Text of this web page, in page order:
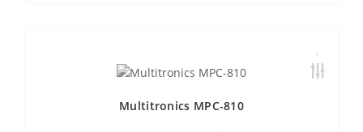
Multitronics MPC-810